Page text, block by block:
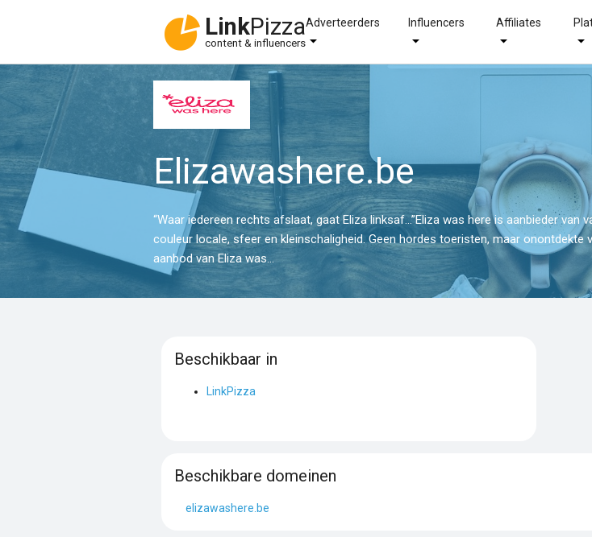
LinkPizza
content & influencers
Adverteerders Influencers Affiliates
Elizawashere.be
“Waar iedereen rechts afslaat, gaat Eliza linksaf…”Eliza was here is aanbieder van
couleur locale, sfeer en kleinschaligheid. Geen hordes toeristen, maar
aanbod van Eliza was...
Beschikbaar in
LinkPizza
Beschikbare domeinen
elizawashere.be